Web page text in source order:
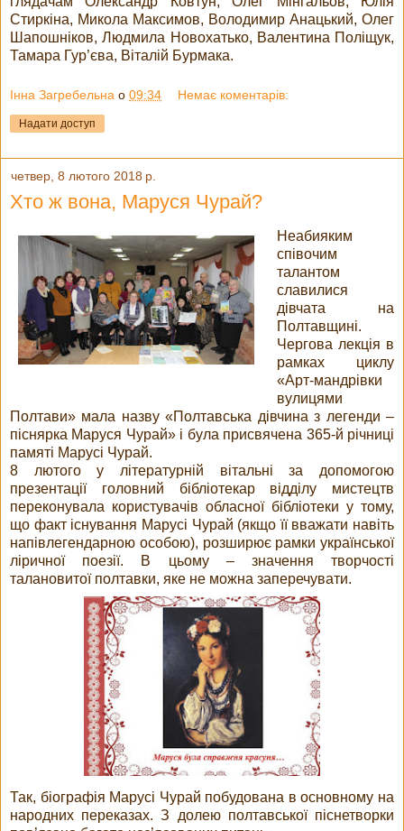
Стиркіна, Микола Максимов, Володимир Анацький, Олег
Шапошніков, Людмила Новохатько, Валентина Поліщук,
Тамара Гур’єва, Віталій Бурмака.
Інна Загребельна о 09:34 Немає коментарів:
Надати доступ
четвер, 8 лютого 2018 р.
Хто ж вона, Маруся Чурай?
Неабияким
співочим
талантом
славилися
дівчата на
Полтавщині.
Чергова лекція в
рамках циклу
«Арт-мандрівки
вулицями
Полтави» мала назву «Полтавська дівчина з легенди –
піснярка Маруся Чурай» і була присвячена 365-й річниці
памяті Марусі Чурай.
8 лютого у літературній вітальні за допомогою
презентації головний бібліотекар відділу мистецтв
переконувала користувачів обласної бібліотеки у тому,
що факт існування Марусі Чурай (якщо її вважати навіть
напівлегендарною особою), розширює рамки української
ліричної поезії. В цьому – значення творчості
талановитої полтавки, яке не можна заперечувати.
Так, біографія Марусі Чурай побудована в основному на
народних переказах. З долею полтавської піснетворки